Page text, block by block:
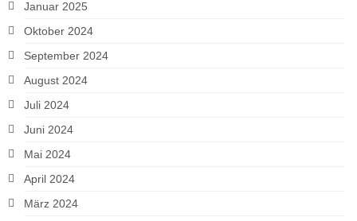
Januar 2025
Oktober 2024
September 2024
August 2024
Juli 2024
Juni 2024
Mai 2024
April 2024
März 2024